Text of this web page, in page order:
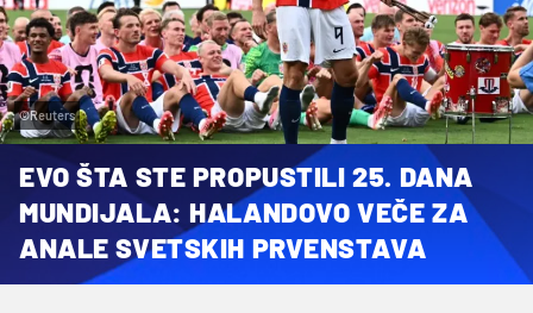
©Reuters
EVO ŠTA STE PROPUSTILI 25. DANA
MUNDIJALA: HALANDOVO VEČE ZA
ANALE SVETSKIH PRVENSTAVA